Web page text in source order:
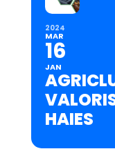
2024
MAR
16
JAN
HAIES